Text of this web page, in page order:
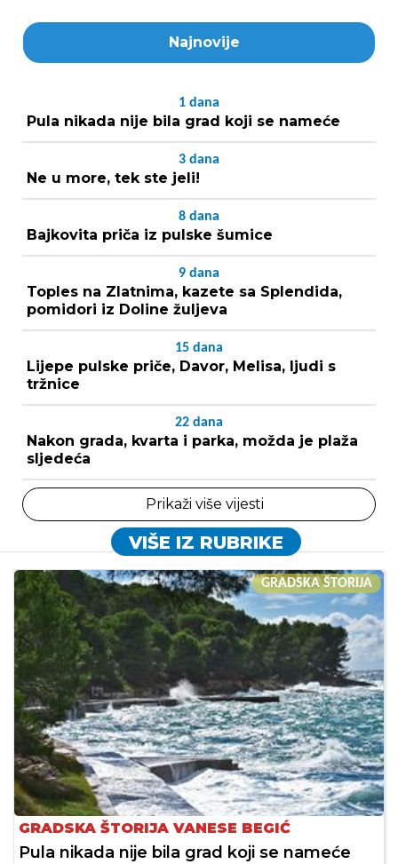
Najnovije
1 dana
Pula nikada nije bila grad koji se nameće
3 dana
Ne u more, tek ste jeli!
8 dana
Bajkovita priča iz pulske šumice
9 dana
Toples na Zlatnima, kazete sa Splendida,
pomidori iz Doline žuljeva
15 dana
Lijepe pulske priče, Davor, Melisa, ljudi s
tržnice
22 dana
Nakon grada, kvarta i parka, možda je plaža
sljedeća
Prikaži više vijesti
VIŠE IZ RUBRIKE
GRADSKA ŠTORIJA
GRADSKA ŠTORIJA VANESE BEGIĆ
Pula nikada nije bila grad koji se nameće